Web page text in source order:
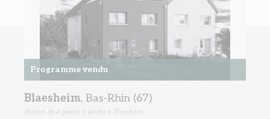
Programme vendu
Blaesheim, Bas-Rhin (67)
Maison de 4 pièces à vendre à Blaesheim